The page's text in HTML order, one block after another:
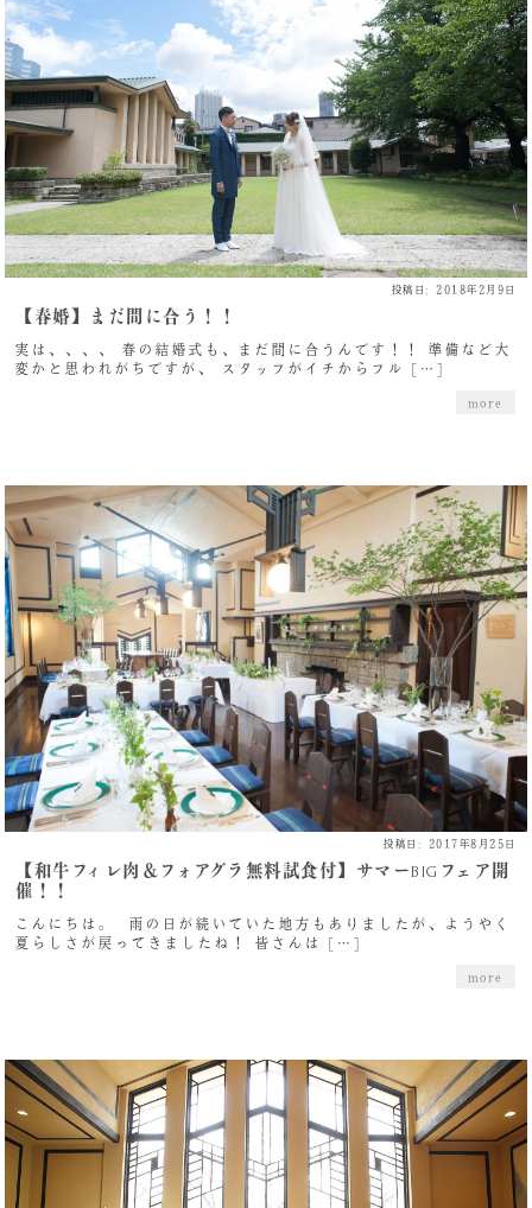
投稿日: 2018年2月9日
【春婚】まだ間に合う！！
実は、、、、 春の結婚式も、まだ間に合うんです！！ 準備など大
変かと思われがちですが、 スタッフがイチからフル […]
more
投稿日: 2017年8月25日
【和牛フィレ肉＆フォアグラ無料試食付】サマーBIGフェア開
催！！
こんにちは。 雨の日が続いていた地方もありましたが、ようやく
夏らしさが戻ってきましたね！ 皆さんは […]
more